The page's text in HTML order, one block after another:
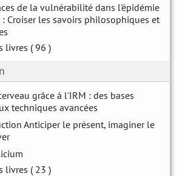
de la vulnérabilité dans l'épidémie
Croiser les savoirs philosophiques et
livres ( 96 )
grâce à l'IRM : des bases
techniques avancées
Anticiper le présent, imaginer le
livres ( 23 )